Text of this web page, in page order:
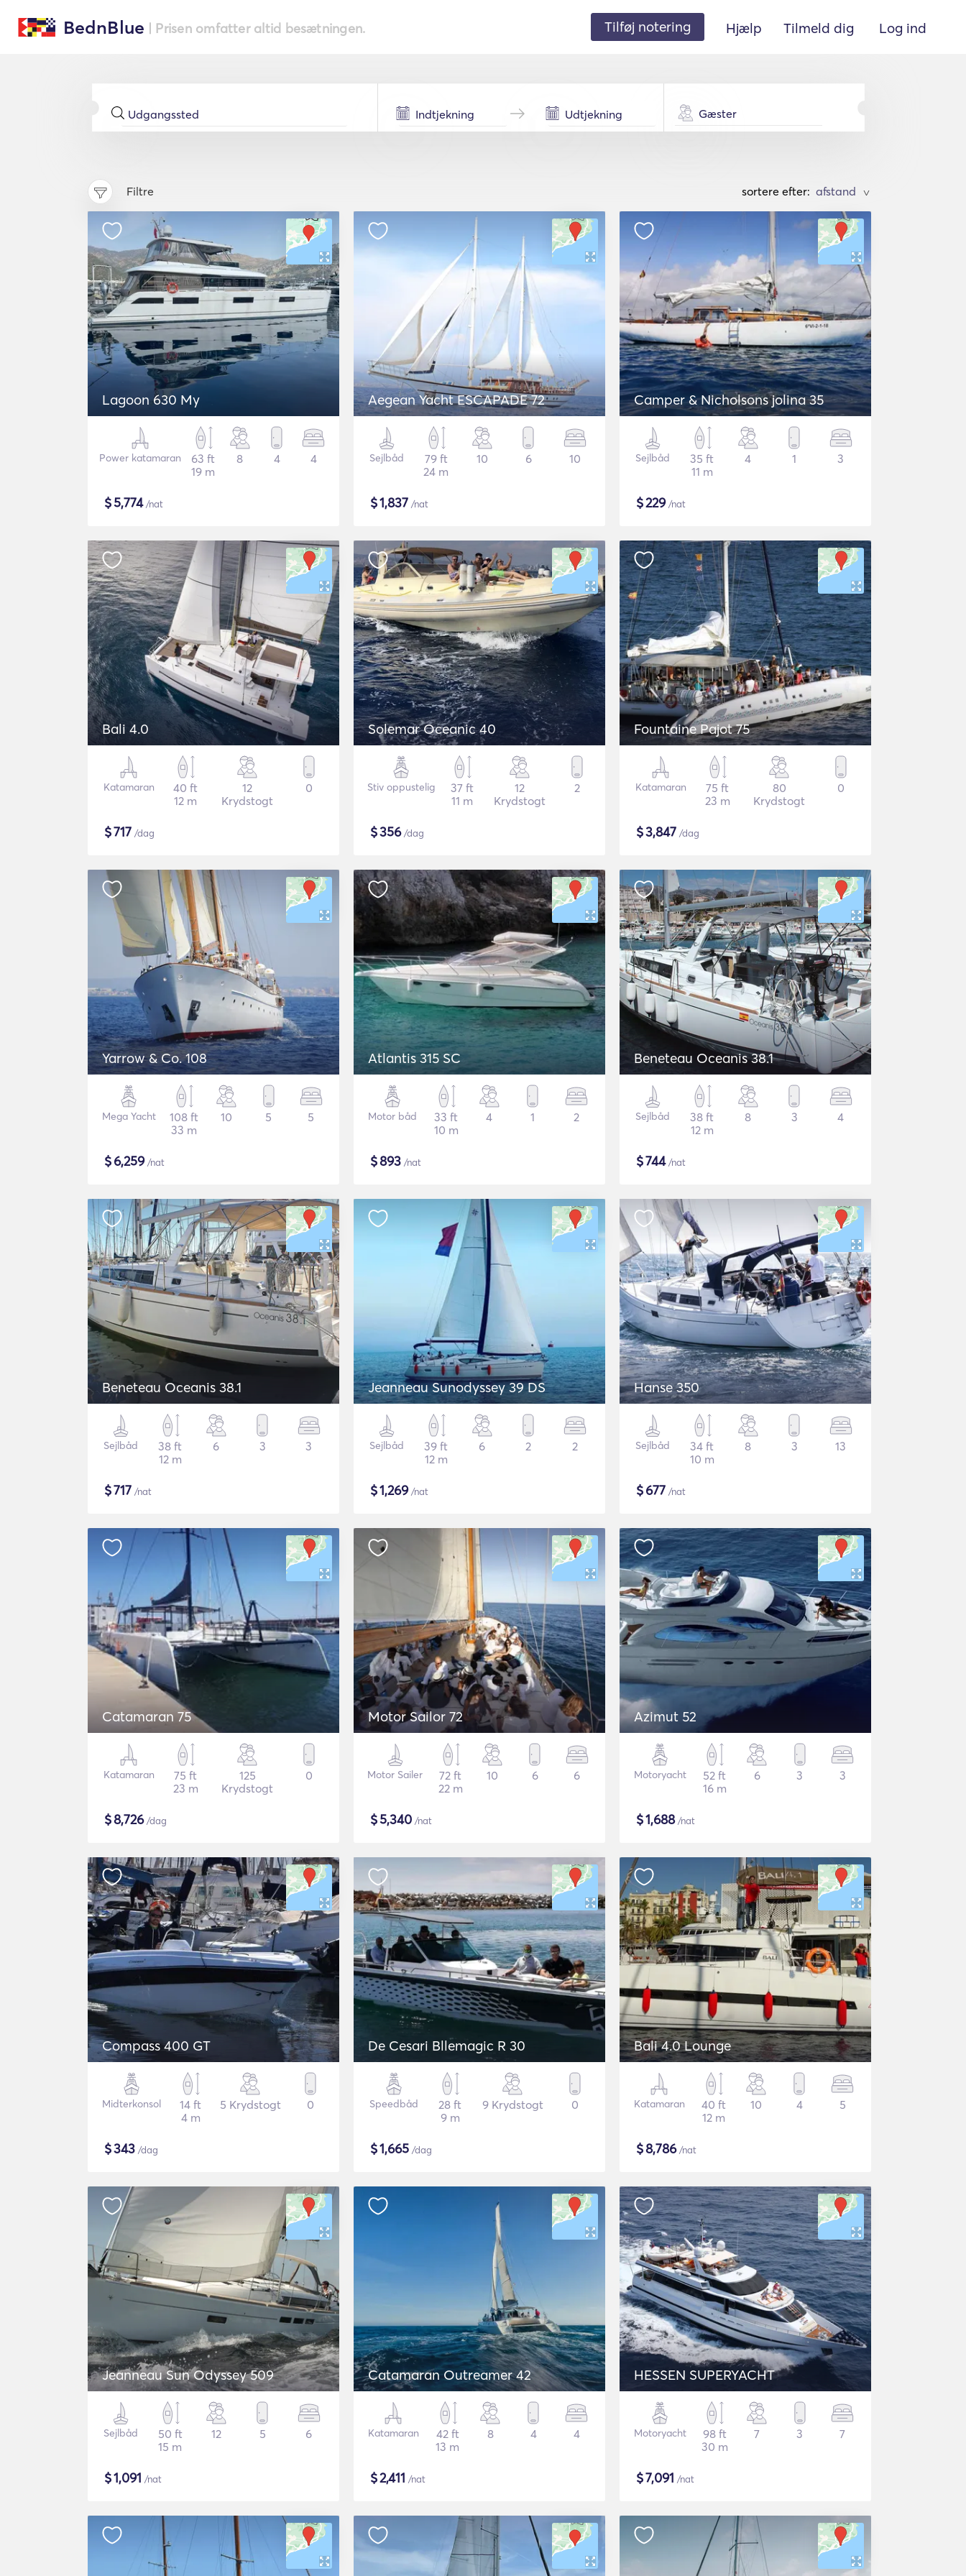
BednBlue | Prisen omfatter altid besætningen. Tilføj notering Hjælp Tilmeld dig Log ind
Gæster
Filtre sortere efter: >
Lagoon 630 My
Power katamaran
63 ft
19 m
8 4 4
$5,774/nat
Aegean Yacht ESCAPADE 72
Sejlbåd
79 ft
24 m
10 6 10
$1,837 /nat
Camper & Nicholsons jolina 35
Sejlbåd
35 ft
11 m
4 1 3
$229/nat
Bali 4.0
Katamaran
40 ft
12 m
12
Krydstogt
0
$717 /dag
Solemar Oceanic 40
Stiv oppustelig
37 ft
11 m
12
Krydstogt
2
$356/dag
Fountaine Pajot 75
Katamaran
75 ft
23 m
80
Krydstogt
0
$3,847 /dag
Yarrow & Co. 108
Mega Yacht
108 ft
33 m
10 5 5
$6,259/nat
Atlantis 315 SC
Motor båd
33 ft
10 m
4 1 2
$893 /nat
Beneteau Oceanis 38.1
Sejlbåd
38 ft
12 m
8 3 4
$744/nat
Beneteau Oceanis 38.1
Sejlbåd
38 ft
12 m
6 3 3
$717 /nat
Jeanneau Sunodyssey 39 DS
Sejlbåd
39 ft
12 m
6 2 2
$1,269/nat
Hanse 350
Sejlbåd
34 ft
10 m
8 3 13
$677 /nat
Catamaran 75
Katamaran
75 ft
23 m
125
Krydstogt
0
$8,726/dag
Motor Sailor 72
Motor Sailer
72 ft
22 m
10 6 6
$5,340 /nat
Azimut 52
Motoryacht
52 ft
16 m
6 3 3
$1,688/nat
Compass 400 GT
Midterkonsol
14 ft
4 m
5 Krydstogt 0
$343 /dag
De Cesari Bllemagic R 30
Speedbåd
28 ft
9 m
9 Krydstogt 0
$1,665 /dag
Bali 4.0 Lounge
Katamaran
40 ft
12 m
10 4 5
$8,786/nat
Jeanneau Sun Odyssey 509
Sejlbåd
50 ft
15 m
12 5 6
$1,091 /nat
Catamaran Outreamer 42
Katamaran
42 ft
13 m
8 4 4
$2,411 /nat
HESSEN SUPERYACHT
Motoryacht
98 ft
30 m
7 3 7
$7,091 /nat